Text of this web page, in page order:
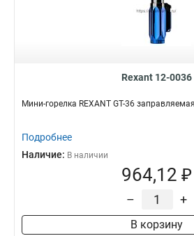
Rexant 12-0036
Мини-горелка REXANT GT-36 заправляемая
Подробнее
Наличие: В наличии
964,12 ₽
– +
В корзину